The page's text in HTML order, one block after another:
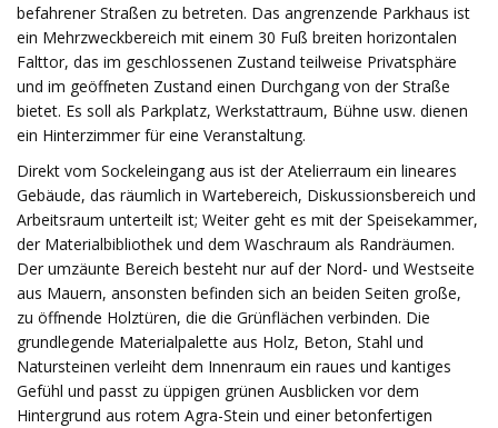
befahrener Straßen zu betreten. Das angrenzende Parkhaus ist
ein Mehrzweckbereich mit einem 30 Fuß breiten horizontalen
Falttor, das im geschlossenen Zustand teilweise Privatsphäre
und im geöffneten Zustand einen Durchgang von der Straße
bietet. Es soll als Parkplatz, Werkstattraum, Bühne usw. dienen
ein Hinterzimmer für eine Veranstaltung.
Direkt vom Sockeleingang aus ist der Atelierraum ein lineares
Gebäude, das räumlich in Wartebereich, Diskussionsbereich und
Arbeitsraum unterteilt ist; Weiter geht es mit der Speisekammer,
der Materialbibliothek und dem Waschraum als Randräumen.
Der umzäunte Bereich besteht nur auf der Nord- und Westseite
aus Mauern, ansonsten befinden sich an beiden Seiten große,
zu öffnende Holztüren, die die Grünflächen verbinden. Die
grundlegende Materialpalette aus Holz, Beton, Stahl und
Natursteinen verleiht dem Innenraum ein raues und kantiges
Gefühl und passt zu üppigen grünen Ausblicken vor dem
Hintergrund aus rotem Agra-Stein und einer betonfertigen